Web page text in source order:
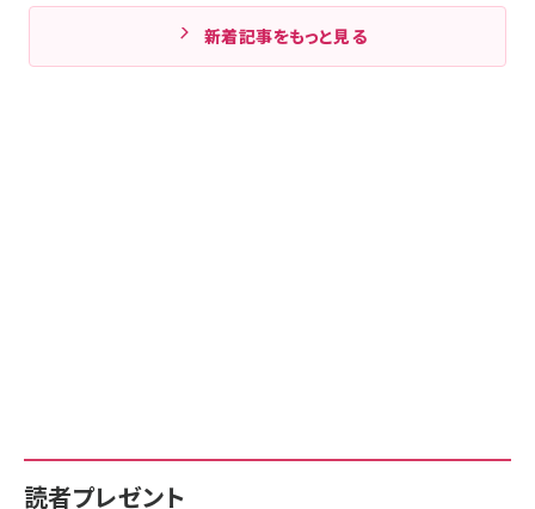
新着記事をもっと見る
読者プレゼント